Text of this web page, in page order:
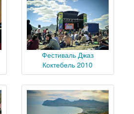
Фестиваль Джаз
Коктебель 2010